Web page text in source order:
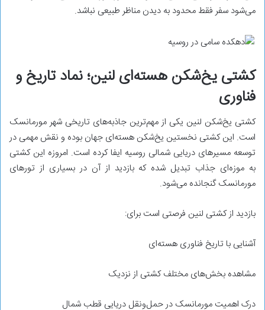
می‌شود سفر فقط محدود به دیدن مناظر طبیعی نباشد.
کشتی یخ‌شکن هسته‌ای لنین؛ نماد تاریخ و
فناوری
کشتی یخ‌شکن لنین یکی از مهم‌ترین جاذبه‌های تاریخی شهر مورمانسک
است. این کشتی نخستین یخ‌شکن هسته‌ای جهان بوده و نقش مهمی در
توسعه مسیرهای دریایی شمالی روسیه ایفا کرده است. امروزه این کشتی
به موزه‌ای جذاب تبدیل شده که بازدید از آن در بسیاری از تورهای
مورمانسک گنجانده می‌شود.
بازدید از کشتی لنین فرصتی است برای:
آشنایی با تاریخ فناوری هسته‌ای
مشاهده بخش‌های مختلف کشتی از نزدیک
درک اهمیت مورمانسک در حمل‌ونقل دریایی قطب شمال